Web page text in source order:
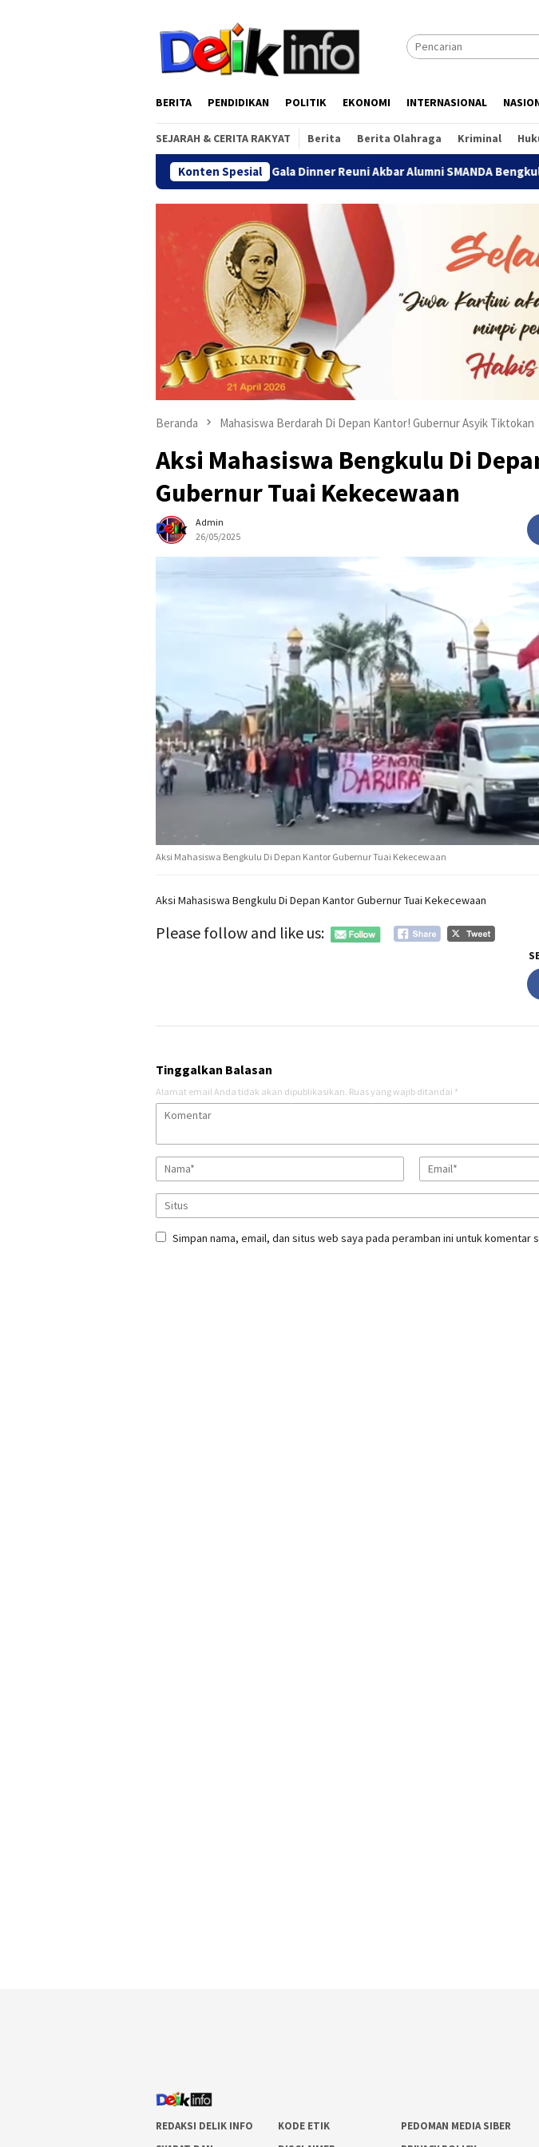
BERITA PENDIDIKAN POLITIK EKONOMI INTERNASIONAL
SEJARAH & CERITA RAKYAT Berita Berita Olahraga Kriminal
Konten Spesial
Gala Dinner Reuni Akbar Alumni SMANDA Bengkulu 2026
Beranda Mahasiswa Berdarah Di Depan Kantor! Gubernur Asyik Tiktokan
Aksi Mahasiswa Bengkulu Di
Gubernur Tuai Kekecewaan
Admin
26/05/2025
Aksi Mahasiswa Bengkulu Di Depan Kantor Gubernur Tuai Kekecewaan
Aksi Mahasiswa Bengkulu Di Depan Kantor Gubernur Tuai Kekecewaan
Please follow and like us:
Tinggalkan Balasan
Alamat email Anda tidak akan dipublikasikan. Ruas yang wajib ditandai *
Simpan nama, email, dan situs web saya pada peramban ini untuk komentar
REDAKSI DELIK INFO KODE ETIK
PEDOMAN MEDIA SIBER